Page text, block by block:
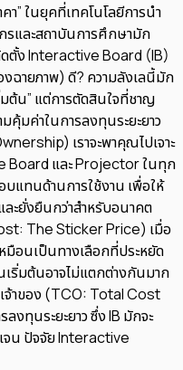
า” ในยุคที่เทคโนโลยีการนำ
รและสถาบันการศึกษามัก
ตั้ง Interactive Board (IB)
ฉายภาพ) ดี? ความลังเลนี้มัก
มต้น” แต่การตัดสินใจที่ชาญ
คุ้มค่าในการลงทุนระยะยาว
เราจะพาคุณไปเจาะ
Board และ Projector ในทุก
แทนด้านการใช้งาน เพื่อให้
ะยั่งยืนกว่าสำหรับอนาคต
The Sticker Price) เมื่อ
อนเป็นทางเลือกที่ประหยัด
เริ่มต้นอาจไม่แตกต่างกันมาก
จ้าของ (TCO: Total Cost
ทุนระยะยาว ซึ่ง IB มักจะ
จน ปัจจัย Interactive